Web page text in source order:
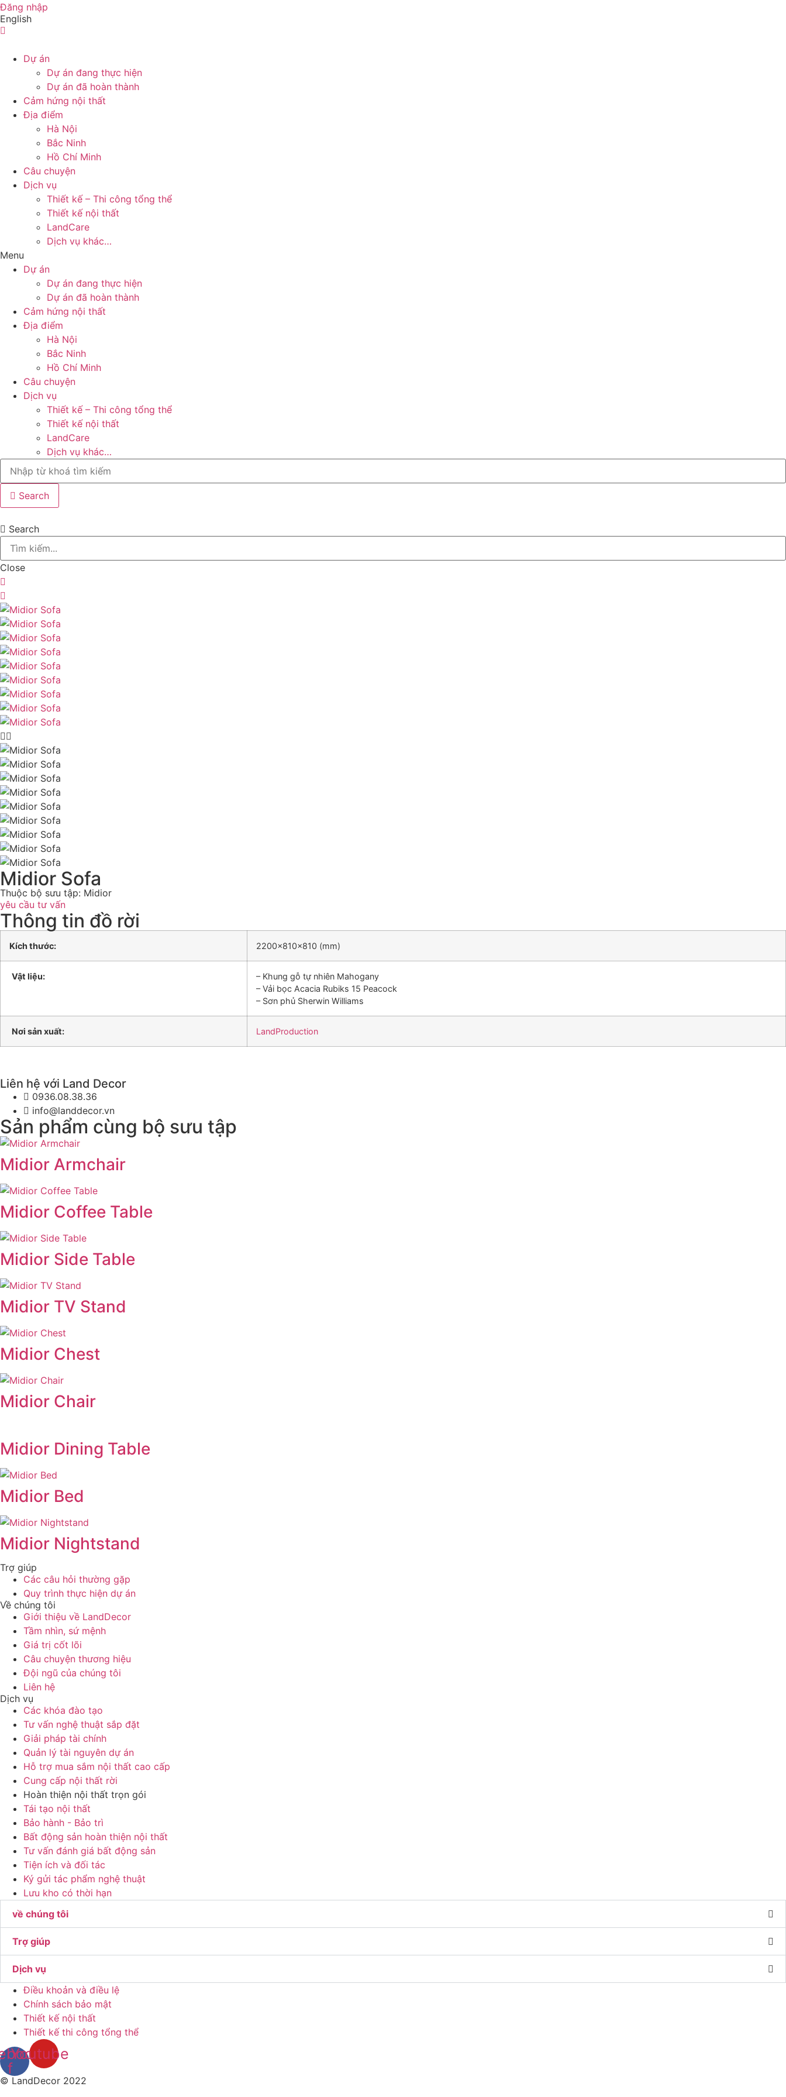
Skip
to
content
Đăng nhập
English
Dự án
Dự án đang thực hiện
Dự án đã hoàn thành
Cảm hứng nội thất
Địa điểm
Hà Nội
Bắc Ninh
Hồ Chí Minh
Câu chuyện
Dịch vụ
Thiết kế – Thi công tổng thể
Thiết kế nội thất
LandCare
Dịch vụ khác…
Menu
Dự án
Dự án đang thực hiện
Dự án đã hoàn thành
Cảm hứng nội thất
Địa điểm
Hà Nội
Bắc Ninh
Hồ Chí Minh
Câu chuyện
Dịch vụ
Thiết kế – Thi công tổng thể
Thiết kế nội thất
LandCare
Dịch vụ khác…
Search
Search
Close
Midior Sofa
Thuộc bộ sưu tập: Midior
yêu cầu tư vấn
Thông tin đồ rời
Kích thước: 2200x810x810 (mm)
Vật liệu:
– Khung gỗ tự nhiên Mahogany
– Vải bọc Acacia Rubiks 15 Peacock
– Sơn phủ Sherwin Williams
Nơi sản xuất: LandProduction
Liên hệ với Land Decor
0936.08.38.36
info@landdecor.vn
Sản phẩm cùng bộ sưu tập
Midior Armchair
Midior Coffee Table
Midior Side Table
Midior TV Stand
Midior Chest
Midior Chair
Midior Dining Table
Midior Bed
Midior Nightstand
Trợ giúp
Các câu hỏi thường gặp
Quy trình thực hiện dự án
Về chúng tôi
Giới thiệu về LandDecor
Tầm nhìn, sứ mệnh
Giá trị cốt lõi
Câu chuyện thương hiệu
Đội ngũ của chúng tôi
Liên hệ
Dịch vụ
Các khóa đào tạo
Tư vấn nghệ thuật sắp đặt
Giải pháp tài chính
Quản lý tài nguyên dự án
Hỗ trợ mua sắm nội thất cao cấp
Cung cấp nội thất rời
Hoàn thiện nội thất trọn gói
Tái tạo nội thất
Bảo hành - Bảo trì
Bất động sản hoàn thiện nội thất
Tư vấn đánh giá bất động sản
Tiện ích và đối tác
Ký gửi tác phẩm nghệ thuật
Lưu kho có thời hạn
về chúng tôi
Trợ giúp
Dịch vụ
Điều khoản và điều lệ
Chính sách bảo mật
Thiết kế nội thất
Thiết kế thi công tổng thể
f
Youtube
© LandDecor 2022